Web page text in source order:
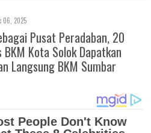
06, 2025
Pusat Peradaban, 20
BKM Kota Solok Dapatkan
Langsung BKM Sumbar